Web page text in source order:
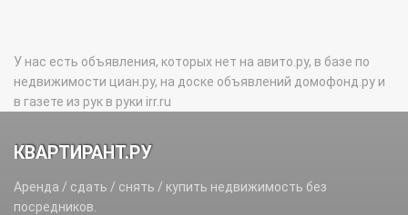
У нас есть объявления, которых нет на авито.ру, в базе по
недвижимости циан.ру, на доске объявлений домофонд.ру и
в газете из рук в руки irr.ru
КВАРТИРАНТ.РУ
Аренда / сдать / снять / купить недвижимость без
посредников.